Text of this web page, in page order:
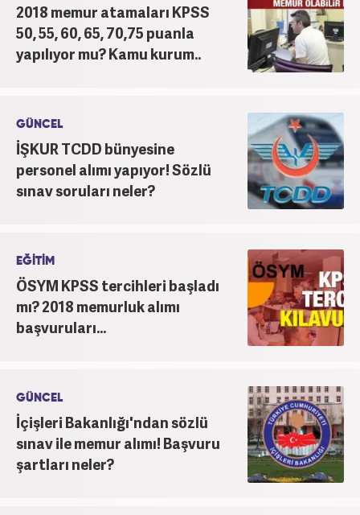
2018 memur atamaları KPSS
50, 55, 60, 65, 70,75 puanla
yapılıyor mu? Kamu kurum..
GÜNCEL
İŞKUR TCDD bünyesine
personel alımı yapıyor! Sözlü
sınav soruları neler?
EĞİTİM
ÖSYM KPSS tercihleri başladı
mı? 2018 memurluk alımı
başvuruları...
GÜNCEL
İçişleri Bakanlığı'ndan sözlü
sınav ile memur alımı! Başvuru
şartları neler?